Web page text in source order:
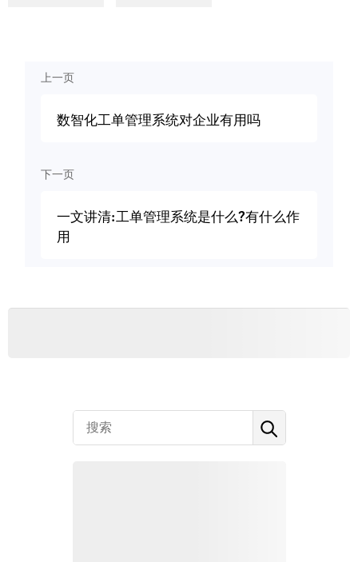
上一页
数智化工单管理系统对企业有用吗
下一页
一文讲清:工单管理系统是什么?有什么作
用